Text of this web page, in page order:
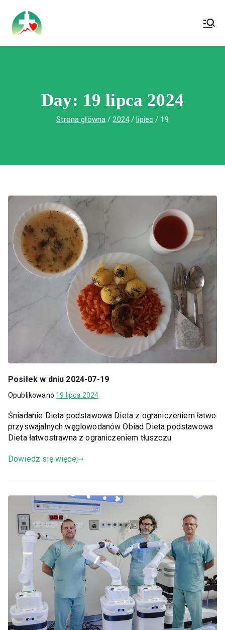
treści
Wojewódzki Szpital Specjalistyczny im.
Św. Rafała w Czerwonej Górze
Day: 19 lipca 2024
Strona główna 2024 lipiec 19
Posiłek w dniu 2024-07-19
Opublikowano 19 lipca 2024
Śniadanie Dieta podstawowa Dieta z ograniczeniem łatwo
przyswajalnych węglowodanów Obiad Dieta podstawowa
Dieta łatwostrawna z ograniczeniem tłuszczu
Dowiedz się więcej